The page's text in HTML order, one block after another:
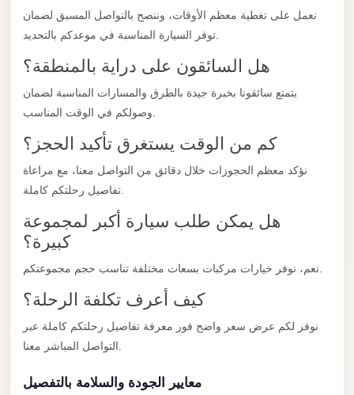
نعمل على تغطية معظم الأوقات، وننصح بالتواصل المسبق لضمان
هل السائقون على دراية بالمنطقة؟
يتمتع سائقونا بخبرة جيدة بالطرق والمسارات المناسبة لضمان
كم من الوقت يستغرق تأكيد الحجز؟
نؤكد معظم الحجوزات خلال دقائق من التواصل معنا، مع مراعاة
هل يمكن طلب سيارة أكبر لمجموعة
كبيرة؟
كيف أعرف تكلفة الرحلة؟
نوفر لكم عرض سعر واضح فور معرفة تفاصيل رحلتكم كاملة عبر
معايير الجودة والسلامة بالتفصيل
Cairo
Port
Said
Limousine
Service
Port
Limousine
City
Transfer
from
Cairo
North
Taxi